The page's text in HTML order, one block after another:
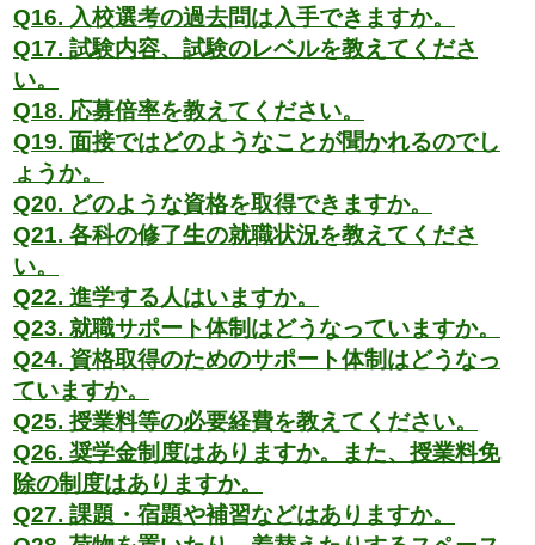
Q16. 入校選考の過去問は入手できますか。
Q17. 試験内容、試験のレベルを教えてくださ
い。
Q18. 応募倍率を教えてください。
Q19. 面接ではどのようなことが聞かれるのでし
ょうか。
Q20. どのような資格を取得できますか。
Q21. 各科の修了生の就職状況を教えてくださ
い。
Q22. 進学する人はいますか。
Q23. 就職サポート体制はどうなっていますか。
Q24. 資格取得のためのサポート体制はどうなっ
ていますか。
Q25. 授業料等の必要経費を教えてください。
Q26. 奨学金制度はありますか。また、授業料免
除の制度はありますか。
Q27. 課題・宿題や補習などはありますか。